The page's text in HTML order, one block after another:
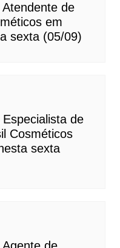
de
em
sexta (05/09)
de
Cosméticos
sexta